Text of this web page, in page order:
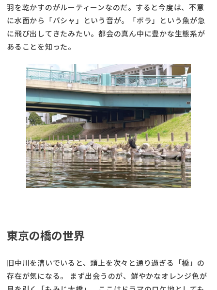
羽を乾かすのがルーティーンなのだ。すると今度は、不意
に水面から「バシャ」という音が。「ボラ」という魚が急
に飛び出してきたみたい。都会の真ん中に豊かな生態系が
あることを知った。
東京の橋の世界
旧中川を漕いでいると、頭上を次々と通り過ぎる「橋」の
存在が気になる。 まず出会うのが、鮮やかなオレンジ色が